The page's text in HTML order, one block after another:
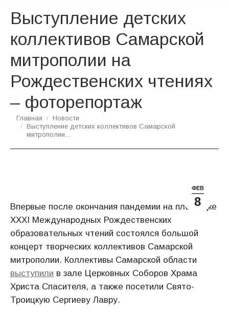
Выступление детских
коллективов Самарской
митрополии на
Рождественских чтениях
– фоторепортаж
Вы здесь:
Главная
Новости
Выступление детских коллективов Самарской
митрополии…
ФЕВ
8
Впервые после окончания пандемии на площадке
XXXI Международных Рождественских
образовательных чтений состоялся большой
концерт творческих коллективов Самарской
митрополии. Коллективы Самарской области
выступили в зале Церковных Соборов Храма
Христа Спасителя, а также посетили Свято-
Троицкую Сергиеву Лавру.